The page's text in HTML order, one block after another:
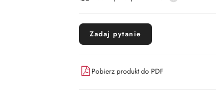
dostawa
Zadaj pytanie
Pobierz produkt do PDF